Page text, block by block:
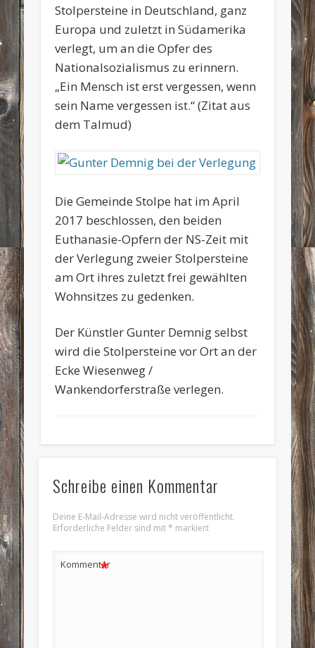
Stolpersteine in Deutschland, ganz
Europa und zuletzt in Südamerika
verlegt, um an die Opfer des
Nationalsozialismus zu erinnern.
„Ein Mensch ist erst vergessen, wenn
sein Name vergessen ist.“ (Zitat aus
dem Talmud)
Die Gemeinde Stolpe hat im April
2017 beschlossen, den beiden
Euthanasie-Opfern der NS-Zeit mit
der Verlegung zweier Stolpersteine
am Ort ihres zuletzt frei gewählten
Wohnsitzes zu gedenken.
Der Künstler Gunter Demnig selbst
wird die Stolpersteine vor Ort an der
Ecke Wiesenweg /
Wankendorferstraße verlegen.
Schreibe einen Kommentar
Deine E-Mail-Adresse wird nicht veröffentlicht.
Erforderliche Felder sind mit* markiert
Kommentar
*